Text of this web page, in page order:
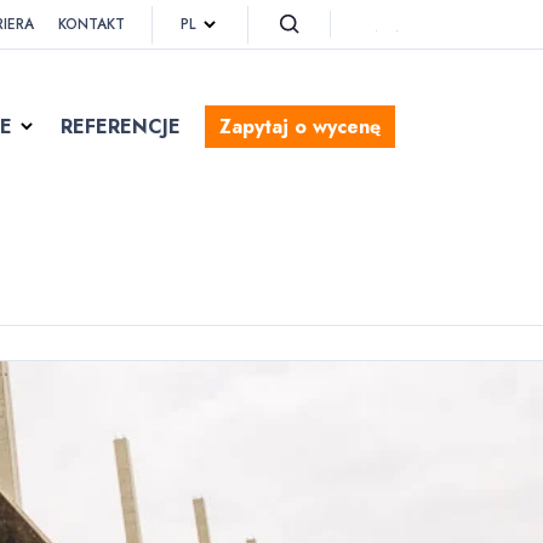
KONTAKT PL
REFERENCJE Zapytaj o wycenę